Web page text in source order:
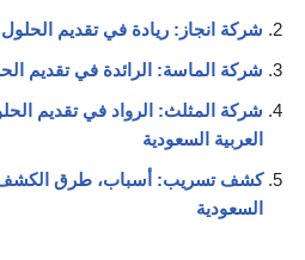
شركة انجاز: ريادة في تقديم
شركة الماسة: الرائدة في تقديم
شركة المثلث: الرواد في تقديم
العربية السعودية
كشف تسريب: أسباب، طرق
السعودية